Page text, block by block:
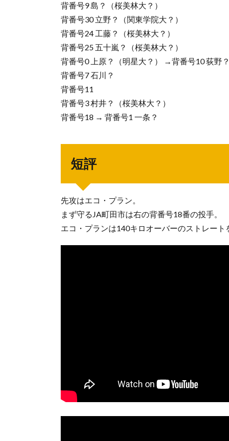
背番号9 島？（桜美林大？）
背番号30 立野？（関東学院大？）
背番号24 工藤？（桜美林大？）
背番号25 五十嵐？（桜美林大？）
背番号0 上原？（明星大？） →背番号10 荻野？
背番号7 石川？
背番号11
背番号3 村井？（桜美林大？）
背番号18 → 背番号1 一条？
短評
先攻はエコ・プラン。
まず守るJA町田市は右の背番号18番の投手。
エコ・プランは140キロオーバーのストレート